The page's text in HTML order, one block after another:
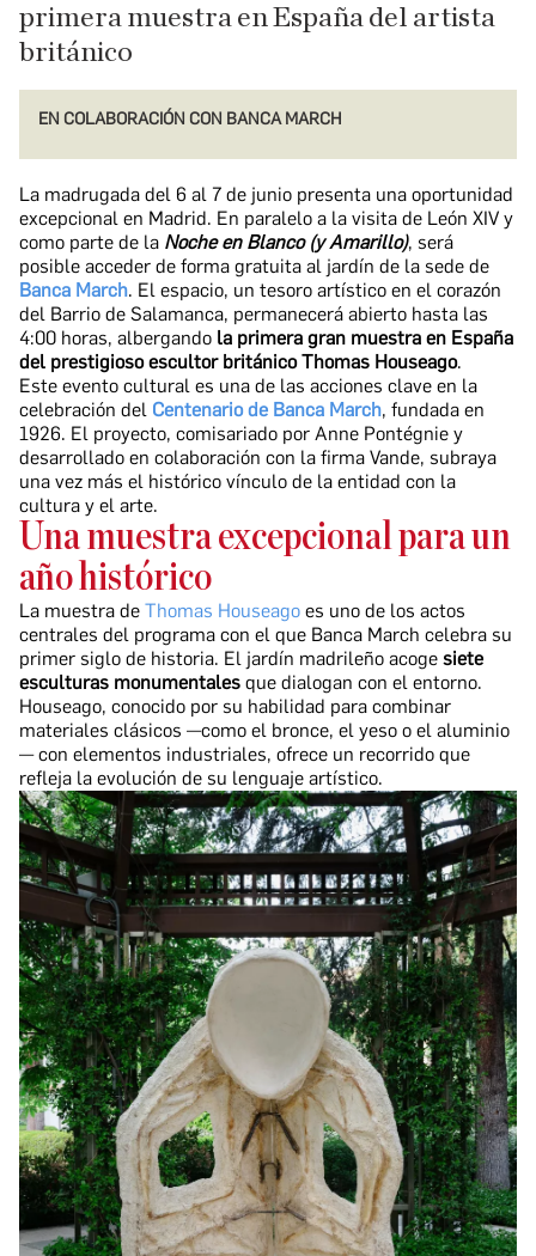
primera muestra en España del artista
británico
EN COLABORACIÓN CON BANCA MARCH
La madrugada del 6 al 7 de junio presenta una oportunidad
excepcional en Madrid. En paralelo a la visita de León XIV y
como parte de la Noche en Blanco (y Amarillo), será
posible acceder de forma gratuita al jardín de la sede de
Banca March. El espacio, un tesoro artístico en el corazón
del Barrio de Salamanca, permanecerá abierto hasta las
4:00 horas, albergando la primera gran muestra en España
del prestigioso escultor británico Thomas Houseago.
Este evento cultural es una de las acciones clave en la
celebración del Centenario de Banca March, fundada en
1926. El proyecto, comisariado por Anne Pontégnie y
desarrollado en colaboración con la firma Vande, subraya
una vez más el histórico vínculo de la entidad con la
cultura y el arte.
Una muestra excepcional para un
año histórico
La muestra de Thomas Houseago es uno de los actos
centrales del programa con el que Banca March celebra su
primer siglo de historia. El jardín madrileño acoge siete
esculturas monumentales que dialogan con el entorno.
Houseago, conocido por su habilidad para combinar
materiales clásicos —como el bronce, el yeso o el aluminio
— con elementos industriales, ofrece un recorrido que
refleja la evolución de su lenguaje artístico.